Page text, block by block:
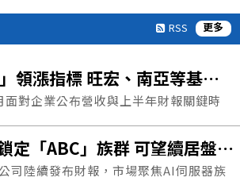
更多
RSS
15檔「三高股」領漲指標 旺宏、南亞等基本面佳 投信大買
面對企業公布營收與上半年財報關鍵時
選股不選市。以8月來投信買超逾699
超、7月營收高成長、周漲幅高過大盤
具基本面、籌碼面及盤面熱度，可望保
下波財富密碼鎖定「ABC」族群 可望續居盤面亮點
司陸續發布財報，市場聚焦AI伺服器族